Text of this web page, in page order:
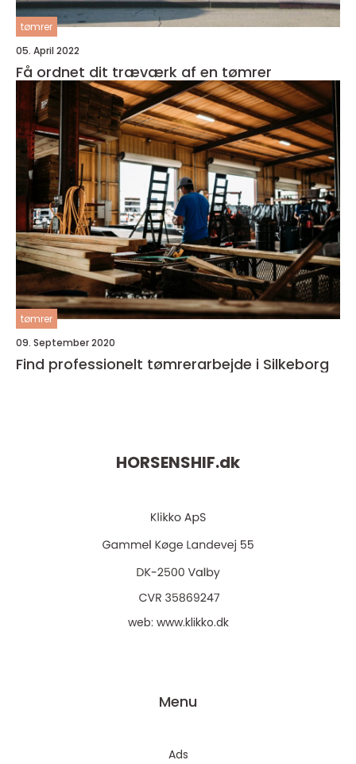
tømrer
05. April 2022
Få ordnet dit træværk af en tømrer
tømrer
09. September 2020
Find professionelt tømrerarbejde i Silkeborg
HORSENSHIF.dk
web: www.klikko.dk
Menu
Ads